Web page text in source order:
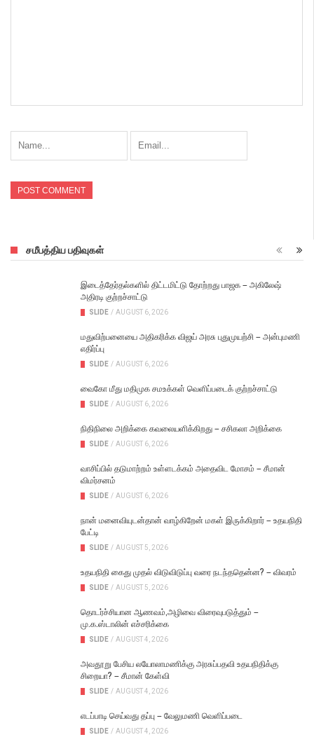
சமீபத்திய பதிவுகள்
இடைத்தேர்தல்களில் திட்டமிட்டு தோற்றது பாஜக – அகிலேஷ்
அதிரடி குற்றச்சாட்டு
SLIDE / AUGUST 6, 2026
மதுவிற்பனையை அதிகரிக்க விஜய் அரசு புதுமுயற்சி – அன்புமணி
எதிர்ப்பு
SLIDE / AUGUST 6, 2026
வைகோ மீது மதிமுக சமஉக்கள் வெளிப்படைக் குற்றச்சாட்டு
SLIDE / AUGUST 6, 2026
நிதிநிலை அறிக்கை கவலையளிக்கிறது – சசிகலா அறிக்கை
SLIDE / AUGUST 6, 2026
வாசிப்பில் தடுமாற்றம் உள்ளடக்கம் அதைவிட மோசம் – சீமான்
விமர்சனம்
SLIDE / AUGUST 6, 2026
நான் மனைவியுடன்தான் வாழ்கிறேன் மகள் இருக்கிறார் – உதயநிதி
பேட்டி
SLIDE / AUGUST 5, 2026
உதயநிதி கைது முதல் விடுவிடுப்பு வரை நடந்ததென்ன? – விவரம்
SLIDE / AUGUST 5, 2026
தொடர்ச்சியான ஆணவம்,அழிவை விரைவுபடுத்தும் –
மு.க.ஸ்டாலின் எச்சரிக்கை
SLIDE / AUGUST 4, 2026
அவதூறு பேசிய லயோலாமணிக்கு அரசுப்பதவி உதயநிதிக்கு
சிறையா? – சீமான் கேள்வி
SLIDE / AUGUST 4, 2026
எடப்பாடி செய்வது தப்பு – வேலுமணி வெளிப்படை
SLIDE / AUGUST 4, 2026